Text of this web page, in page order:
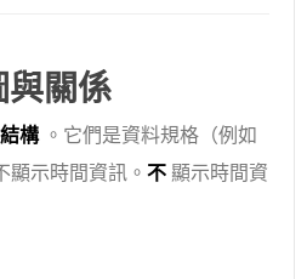
關係
構。它們是資料規格（例如
顯示時間資訊。不 顯示時間資